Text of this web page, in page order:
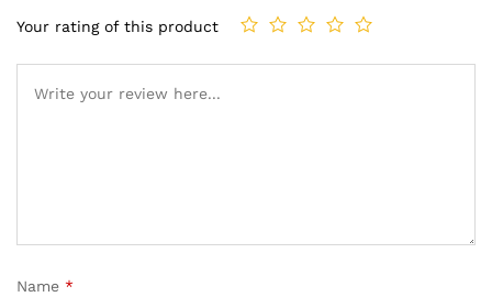
Your rating of this product
Name *